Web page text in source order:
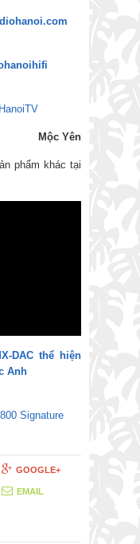
Mộc Yên
phẩm khác tại
DAC thể hiện
Anh
Signature
GOOGLE+
EMAIL